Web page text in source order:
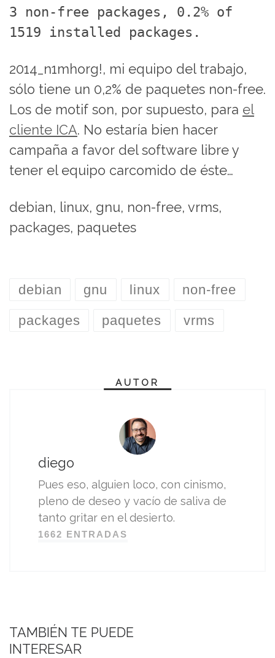
3 non-free packages, 0.2% of
1519 installed packages.
2014_n1mhorg!, mi equipo del trabajo,
sólo tiene un 0,2% de paquetes non-free.
Los de motif son, por supuesto, para el
cliente ICA. No estaría bien hacer
campaña a favor del software libre y
tener el equipo carcomido de éste…
debian, linux, gnu, non-free, vrms,
packages, paquetes
debian gnu linux non-free
packages paquetes vrms
AUTOR
diego
Pues eso, alguien loco, con cinismo,
pleno de deseo y vacío de saliva de
tanto gritar en el desierto.
1662 ENTRADAS
TAMBIÉN TE PUEDE
INTERESAR